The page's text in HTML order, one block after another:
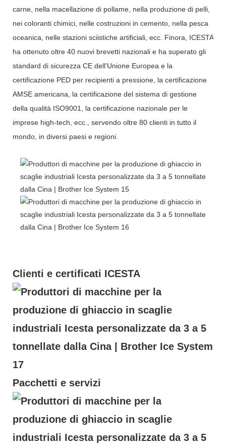
carne, nella macellazione di pollame, nella produzione di pelli,
nei coloranti chimici, nelle costruzioni in cemento, nella pesca
oceanica, nelle stazioni sciistiche artificiali, ecc. Finora, ICESTA
ha ottenuto oltre 40 nuovi brevetti nazionali e ha superato gli
standard di sicurezza CE dell'Unione Europea e la
certificazione PED per recipienti a pressione, la certificazione
AMSE americana, la certificazione del sistema di gestione
della qualità ISO9001, la certificazione nazionale per le
imprese high-tech, ecc., servendo oltre 80 clienti in tutto il
mondo, in diversi paesi e regioni.
Clienti e certificati ICESTA
Pacchetti e servizi